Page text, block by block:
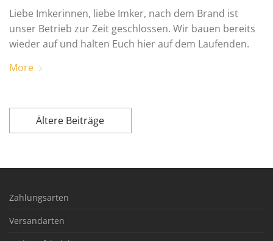
Liebe Imkerinnen, liebe Imker, nach dem Brand ist
unser Betrieb zur Zeit geschlossen. Wir bauen bereits
wieder auf und halten Euch hier auf dem Laufenden.
More
Ältere Beiträge
Zahlungsarten
Versandarten